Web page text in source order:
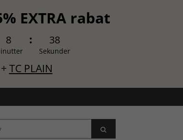
EXTRA rabat
8 37
Sekunder
TC PLAIN